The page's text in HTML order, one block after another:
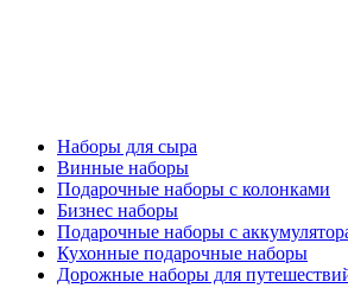
Наборы для сыра
Винные наборы
Подарочные наборы с колонками
Бизнес наборы
Подарочные наборы с
Кухонные подарочные наборы
Дорожные наборы для